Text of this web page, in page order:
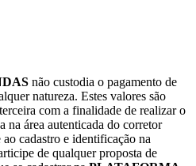
não custodia o pagamento de
natureza. Estes valores são
com a finalidade de realizar o
na área autenticada do corretor
cadastro e identificação na
de qualquer proposta de